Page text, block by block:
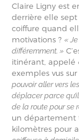
Claire Ligny est
derrière elle sept
coiffure quand
motivations ? «
différemment. »
itinérant, appelé
exemples vus sur
pouvoir aller vers
déplacer parce
de la route pour se
un département
kilomètres pour